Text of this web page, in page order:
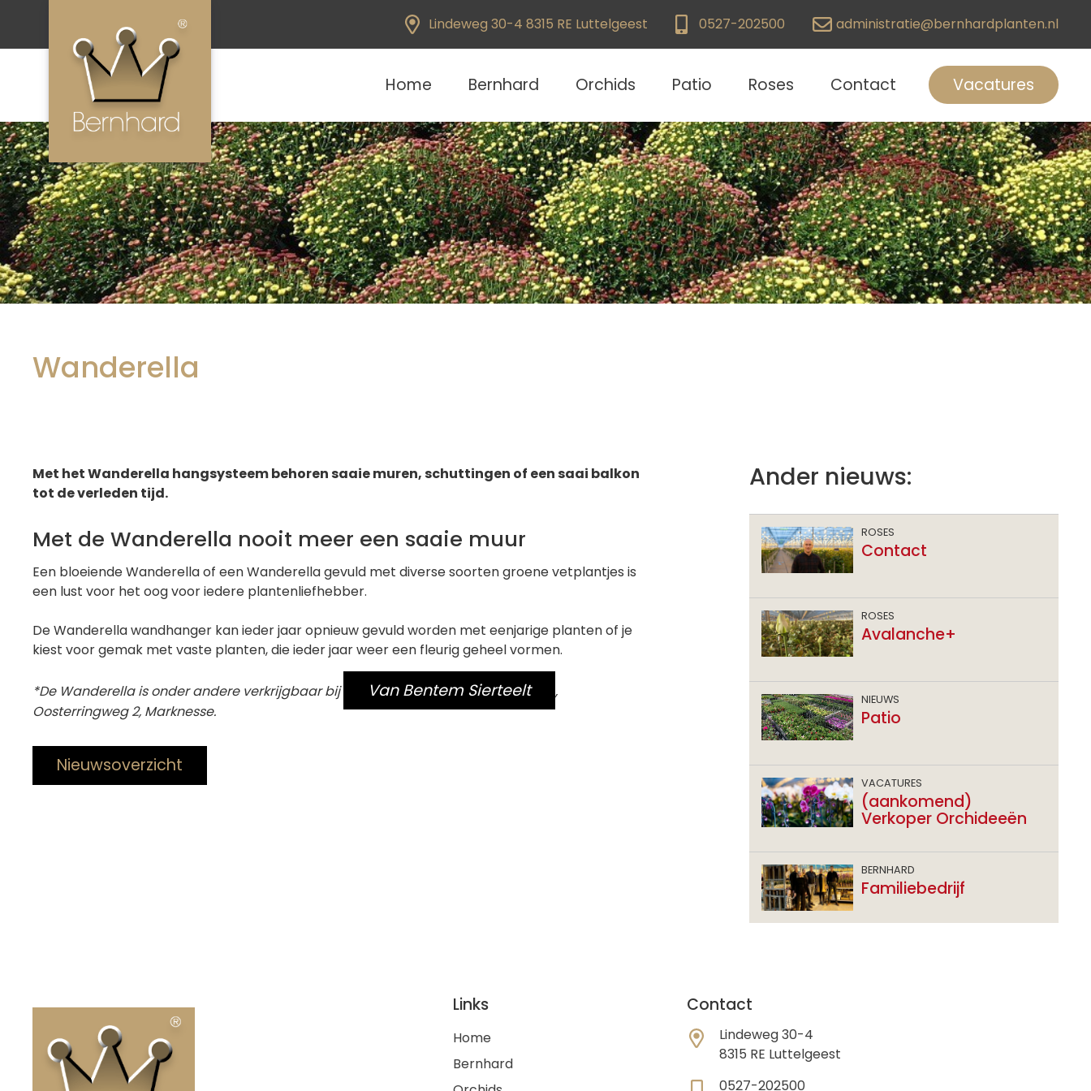
Lindeweg 30-4 8315 RE Luttelgeest 0527-202500 administratie@bernhardplanten.nl
Home Bernhard Orchids Patio Roses Contact Vacatures
Wanderella
Met het Wanderella hangsysteem behoren saaie muren, schuttingen of een saai balkon
tot de verleden tijd.
Met de Wanderella nooit meer een saaie muur
Een bloeiende Wanderella of een Wanderella gevuld met diverse soorten groene vetplantjes is
een lust voor het oog voor iedere plantenliefhebber.
De Wanderella wandhanger kan ieder jaar opnieuw gevuld worden met eenjarige planten of je
kiest voor gemak met vaste planten, die ieder jaar weer een fleurig geheel vormen.
*De Wanderella is onder andere verkrijgbaar bij Van Bentem Sierteelt
,
Oosterringweg 2, Marknesse.
Nieuwsoverzicht
Ander nieuws:
ROSES
Contact
ROSES
Avalanche+
NIEUWS
Patio
VACATURES
(aankomend)
Verkoper Orchideeën
BERNHARD
Familiebedrijf
Links
Home
Bernhard
Contact
Lindeweg 30-4
8315 RE Luttelgeest
0527-202500